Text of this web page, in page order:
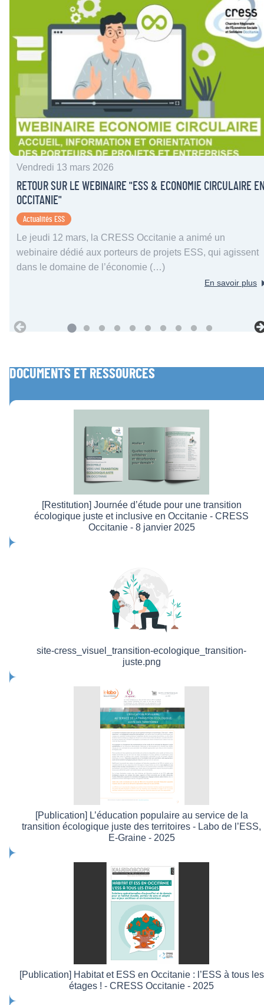
Vendredi 13 mars 2026
RETOUR SUR LE WEBINAIRE "ESS & ECONOMIE CIRCULAIRE
OCCITANIE"
Actualités ESS
Le jeudi 12 mars, la CRESS Occitanie a animé un
webinaire dédié aux porteurs de projets ESS, qui agissent
dans le domaine de l’économie (…)
En savoir plus
DOCUMENTS ET RESSOURCES
[Restitution] Journée d’étude pour une transition
écologique juste et inclusive en Occitanie - CRESS
Occitanie - 8 janvier 2025
site-cress_visuel_transition-ecologique_transition-
juste.png
[Publication] L’éducation populaire au service de la
transition écologique juste des territoires - Labo de l’ESS,
E-Graine - 2025
[Publication] Habitat et ESS en Occitanie : l’ESS à tous les
étages ! - CRESS Occitanie - 2025